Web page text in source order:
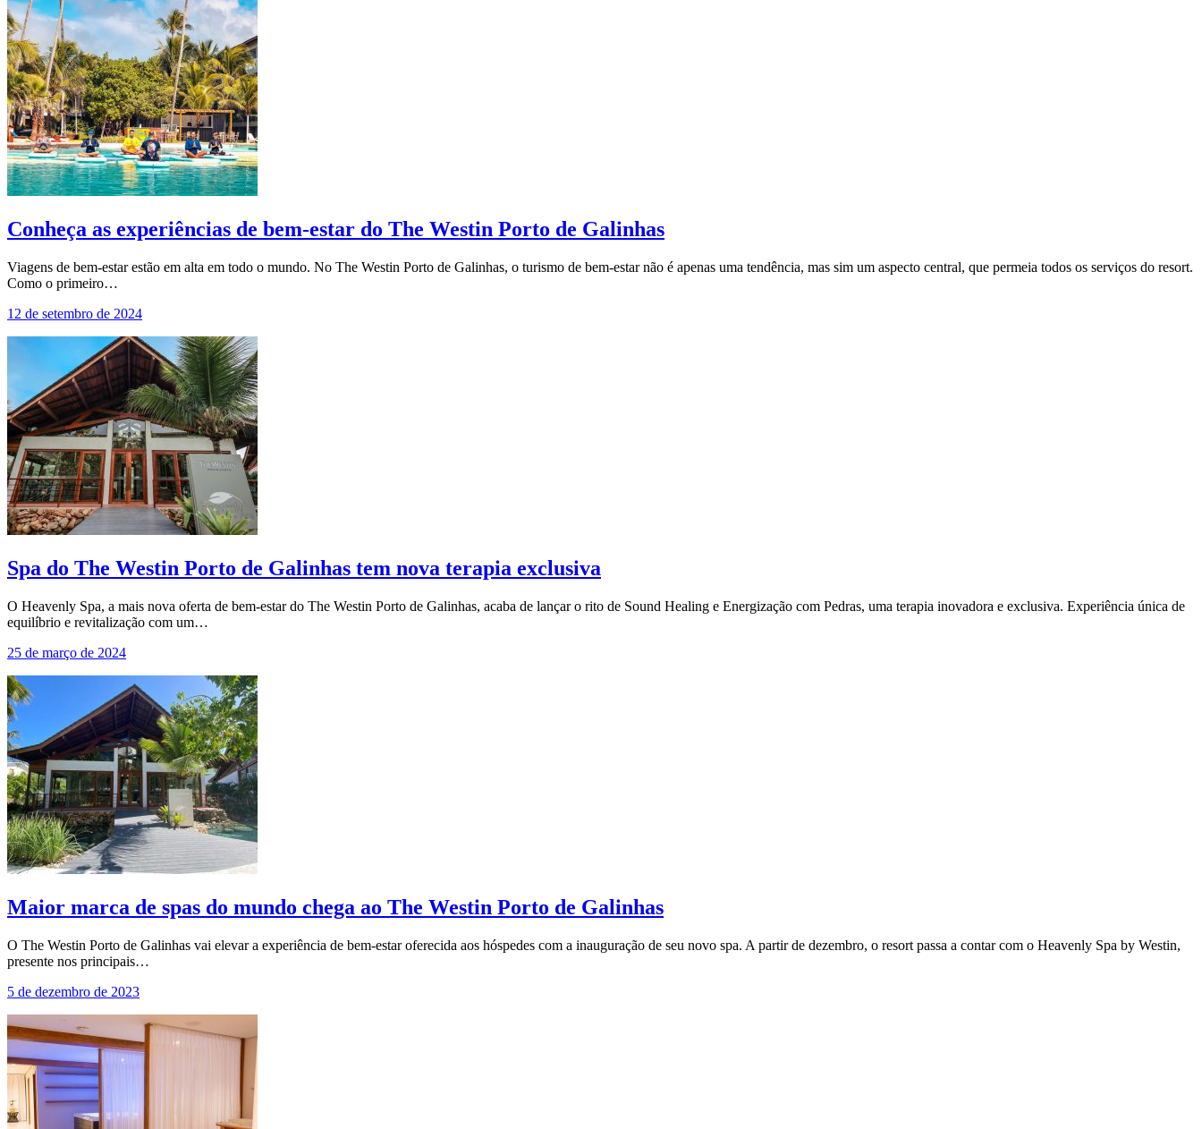
Conheça as experiências de bem-estar do The Westin Porto de Galinhas
Viagens de bem-estar estão em alta em todo o mundo. No The Westin Porto de Galinhas, o turismo de bem-estar não é apenas uma tendência, mas sim um aspecto central, que permeia todos os serviços do resort.
Como o primeiro…
12 de setembro de 2024
Spa do The Westin Porto de Galinhas tem nova terapia exclusiva
O Heavenly Spa, a mais nova oferta de bem-estar do The Westin Porto de Galinhas, acaba de lançar o rito de Sound Healing e Energização com Pedras, uma terapia inovadora e exclusiva. Experiência única de
equilíbrio e revitalização com um…
25 de março de 2024
Maior marca de spas do mundo chega ao The Westin Porto de Galinhas
O The Westin Porto de Galinhas vai elevar a experiência de bem-estar oferecida aos hóspedes com a inauguração de seu novo spa. A partir de dezembro, o resort passa a contar com o Heavenly Spa by Westin,
presente nos principais…
5 de dezembro de 2023